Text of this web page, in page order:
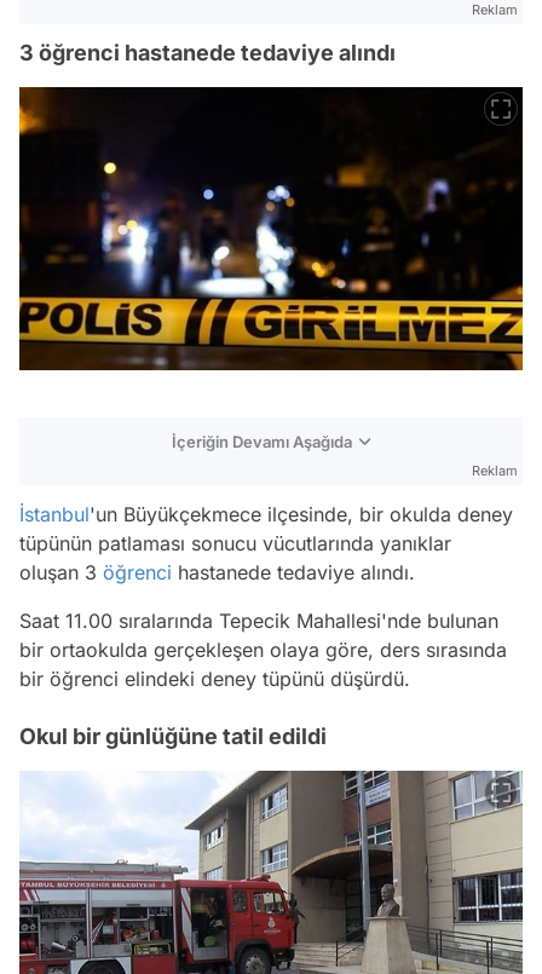
Reklam
3 öğrenci hastanede tedaviye alındı
İçeriğin Devamı Aşağıda
Reklam
İstanbul'un Büyükçekmece ilçesinde, bir okulda deney
tüpünün patlaması sonucu vücutlarında yanıklar
oluşan 3 öğrenci hastanede tedaviye alındı.
Saat 11.00 sıralarında Tepecik Mahallesi'nde bulunan
bir ortaokulda gerçekleşen olaya göre, ders sırasında
bir öğrenci elindeki deney tüpünü düşürdü.
Okul bir günlüğüne tatil edildi